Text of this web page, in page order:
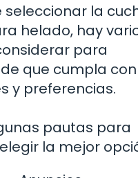
seleccionar la
helado, hay
para
que cumpla
y preferencias.
pautas para
la mejor